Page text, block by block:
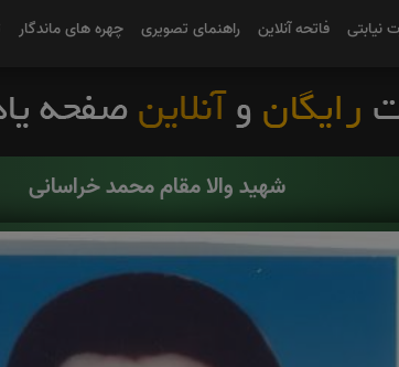
نیابتی فاتحه آنلاین راهنمای تصویری چهره های ماندگار
شهید والا مقام محمد خراسانی